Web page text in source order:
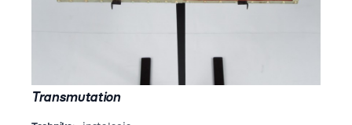
Transmutation